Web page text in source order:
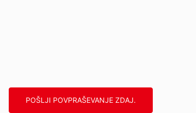
POŠLJI POVPRAŠEVANJE ZDAJ.